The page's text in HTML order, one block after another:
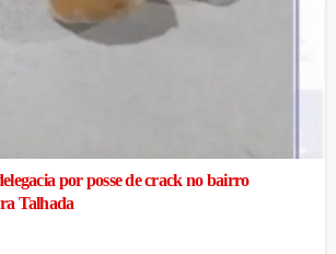
por posse de crack no bairro
Talhada